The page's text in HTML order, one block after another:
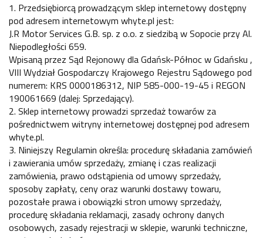
1. Przedsiębiorcą prowadzącym sklep internetowy dostępny
pod adresem internetowym whyte.pl jest:
J.R Motor Services G.B. sp. z o.o. z siedzibą w Sopocie przy Al.
Niepodległości 659.
Wpisaną przez Sąd Rejonowy dla Gdańsk-Północ w Gdańsku ,
VIII Wydział Gospodarczy Krajowego Rejestru Sądowego pod
numerem: KRS 0000186312, NIP 585-000-19-45 i REGON
190061669 (dalej: Sprzedający).
2. Sklep internetowy prowadzi sprzedaż towarów za
pośrednictwem witryny internetowej dostępnej pod adresem
whyte.pl.
3. Niniejszy Regulamin określa: procedurę składania zamówień
i zawierania umów sprzedaży, zmianę i czas realizacji
zamówienia, prawo odstąpienia od umowy sprzedaży,
sposoby zapłaty, ceny oraz warunki dostawy towaru,
pozostałe prawa i obowiązki stron umowy sprzedaży,
procedurę składania reklamacji, zasady ochrony danych
osobowych, zasady rejestracji w sklepie, warunki techniczne,